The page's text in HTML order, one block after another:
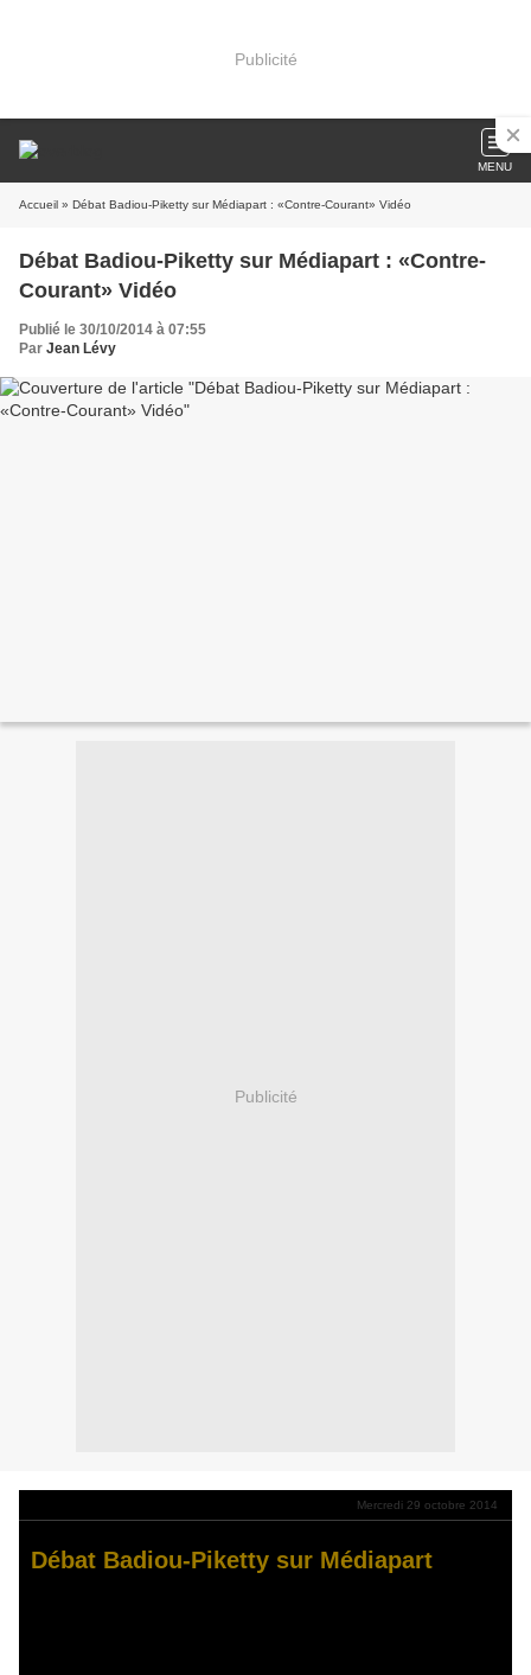
Publicité
MENU
Accueil » Débat Badiou-Piketty sur Médiapart : «Contre-Courant» Vidéo
Débat Badiou-Piketty sur Médiapart : «Contre-
Courant» Vidéo
Publié le 30/10/2014 à 07:55
Par Jean Lévy
Publicité
Mercredi 29 octobre 2014
Débat Badiou-Piketty sur Médiapart